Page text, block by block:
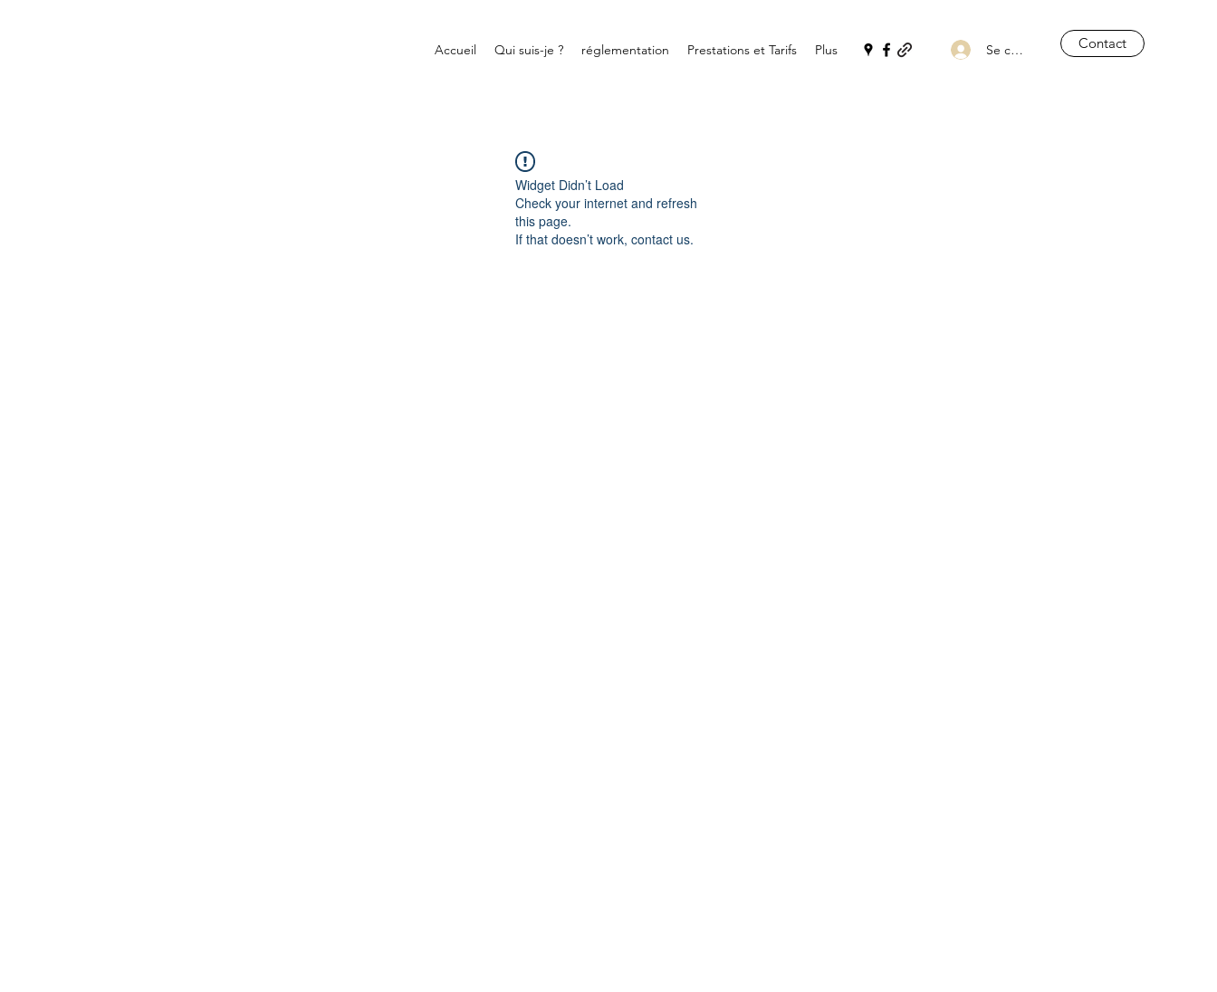
Accueil Qui suis-je ? réglementation Prestations et Tarifs Plus Se connecter Contact
Widget Didn’t Load
Check your internet and refresh
this page.
If that doesn’t work, contact us.